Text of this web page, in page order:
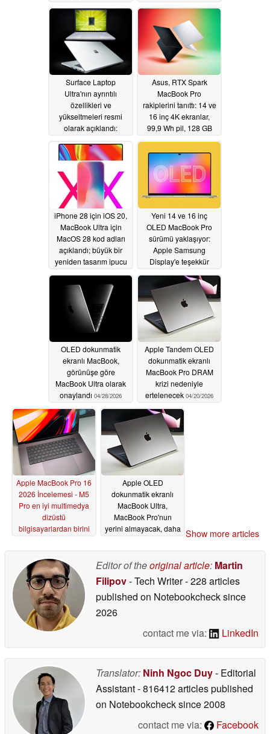
Surface Laptop
Ultra'nın ayrıntılı
özellikleri ve
yükseltmeleri resmi
olarak açıklandı:
MacBook Pro mu?
06/04/2026
Asus, RTX Spark
MacBook Pro
rakiplerini tanıttı: 14 ve
16 inç 4K ekranlar,
99,9 Wh pil, 128 GB
06/01/2026
iPhone 28 için iOS 20,
MacBook Ultra için
MacOS 28 kod adları
açıklandı; büyük bir
yeniden tasarım ipucu
06/01/2026
Yeni 14 ve 16 inç
OLED MacBook Pro
sürümü yaklaşıyor:
Apple Samsung
Display'e teşekkür
05/21/2026
OLED dokunmatik
ekranlı MacBook,
görünüşe göre
MacBook Ultra olarak
onaylandı 04/28/2026
Apple Tandem OLED
dokunmatik ekranlı
MacBook Pro DRAM
krizi nedeniyle
ertelenecek 04/20/2026
Apple MacBook Pro 16
2026 İncelemesi - M5
Pro en iyi multimedya
dizüstü
bilgisayarlardan birini
Apple OLED
dokunmatik ekranlı
MacBook Ultra,
MacBook Pro'nun
yerini almayacak, daha Show more articles
Editor of theoriginal article: Martin
Filipov- Tech Writer- 228 articles
published on Notebookchecksince
2026
contact me via:
LinkedIn
Translator: Ninh Ngoc Duy- Editorial
Assistant- 816412 articles published
on Notebookchecksince 2008
contact me via:
Facebook